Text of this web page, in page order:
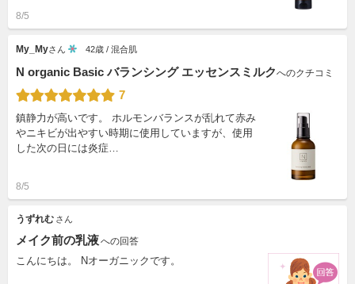
8/5
My_Myさん 42歳 / 混合肌
N organic Basic バランシング エッセンスミルクへのクチコミ
7
鎮静力が高いです。 ホルモンバランスが乱れて赤み
やニキビが出やすい時期に使用していますが、使用
した次の日には炎症…
8/5
うずれむ さん
メイク前の乳液への回答
こんにちは。 Nオーガニックです。